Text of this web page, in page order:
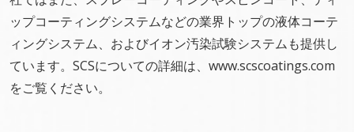
ップコーティングシステムなどの業界トップの液体コーテ
ィングシステム、およびイオン汚染試験システムも提供し
ています。SCSについての詳細は、www.scscoatings.com
をご覧ください。